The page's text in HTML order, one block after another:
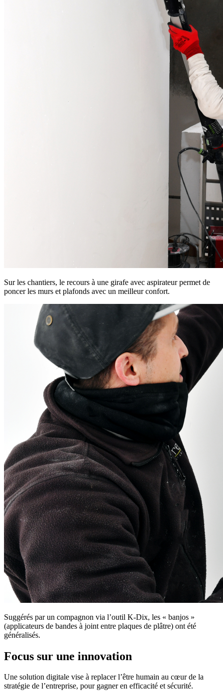
Sur les chantiers, le recours à une girafe avec aspirateur permet de
poncer les murs et plafonds avec un meilleur confort.
Suggérés par un compagnon via l’outil K-Dix, les « banjos »
(applicateurs de bandes à joint entre plaques de plâtre) ont été
généralisés.
Focus sur une innovation
Une solution digitale vise à replacer l’être humain au cœur de la
stratégie de l’entreprise, pour gagner en efficacité et sécurité.